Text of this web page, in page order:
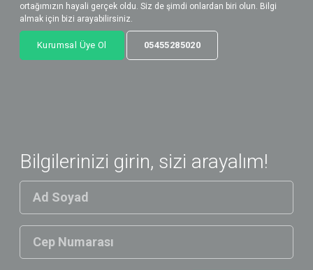
ortağımızın hayali gerçek oldu. Siz de şimdi onlardan biri olun. Bilgi
almak için bizi arayabilirsiniz.
Kurumsal Üye Ol 05455285020
Bilgilerinizi girin, sizi arayalım!